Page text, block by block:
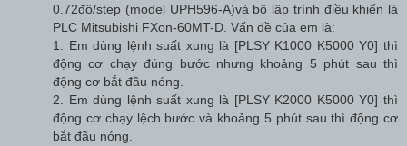
0.72độ/step (model UPH596-A)và bộ lập trình điều khiển là
PLC Mitsubishi FXon-60MT-D. Vấn đề của em là:
1. Em dùng lệnh suất xung là [PLSY K1000 K5000 Y0] thì
động cơ chạy đúng bước nhưng khoảng 5 phút sau thì
động cơ bắt đầu nóng.
2. Em dùng lệnh suất xung là [PLSY K2000 K5000 Y0] thì
động cơ chạy lệch bước và khoảng 5 phút sau thì động cơ
bắt đầu nóng.